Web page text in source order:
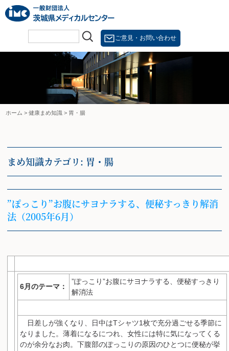
Skip
to
content
ご意見・お問い合わせ
ホーム > 健康まめ知識 > 胃・腸
まめ知識カテゴリ: 胃・腸
”ぽっこり”お腹にサヨナラする、便秘すっきり解消
法（2005年6月）
6月のテーマ：
”ぽっこり”お腹にサヨナラする、便秘すっきり
解消法
日差しが強くなり、日中はTシャツ1枚で充分過ごせる季節に
なりました。薄着になるにつれ、女性には特に気になってくる
のが余分なお肉。下腹部のぽっこりの原因のひとつに便秘が挙